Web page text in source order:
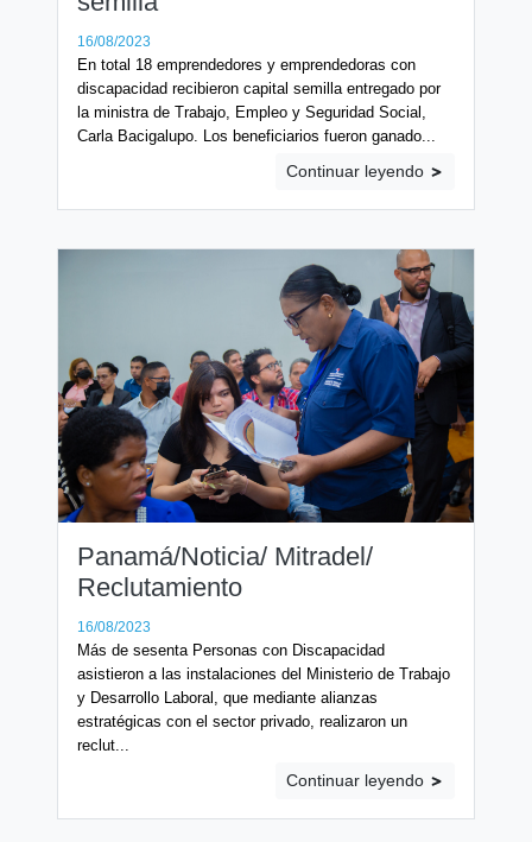
16/08/2023
En total 18 emprendedores y emprendedoras con
discapacidad recibieron capital semilla entregado por
la ministra de Trabajo, Empleo y Seguridad Social,
Carla Bacigalupo. Los beneficiarios fueron ganado...
Continuar leyendo
Panamá/Noticia/ Mitradel/
Reclutamiento
16/08/2023
Más de sesenta Personas con Discapacidad
asistieron a las instalaciones del Ministerio de Trabajo
y Desarrollo Laboral, que mediante alianzas
estratégicas con el sector privado, realizaron un
reclut...
Continuar leyendo